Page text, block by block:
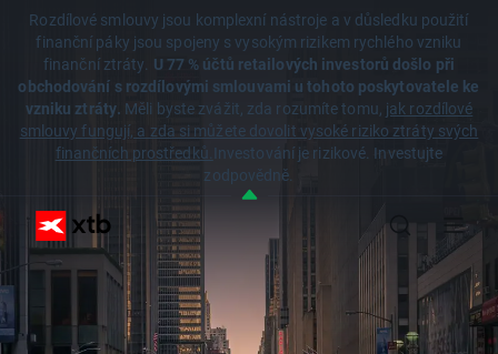
Rozdílové smlouvy jsou komplexní nástroje a v důsledku použití
finanční páky jsou spojeny s vysokým rizikem rychlého vzniku
finanční ztráty. U 77 % účtů retailových investorů došlo při
obchodování s rozdílovými smlouvami u tohoto poskytovatele ke
vzniku ztráty. Měli byste zvážit, zda rozumíte tomu, jak rozdílové
smlouvy fungují, a zda si můžete dovolit vysoké riziko ztráty svých
finančních prostředků.Investování je rizikové. Investujte
zodpovědně.